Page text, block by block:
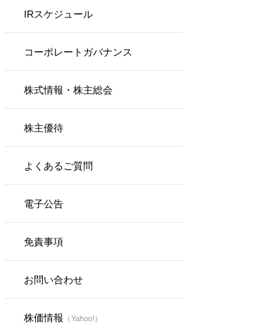
IRスケジュール
コーポレートガバナンス
株式情報・株主総会
株主優待
よくあるご質問
電子公告
免責事項
お問い合わせ
株価情報 （Yahoo!）